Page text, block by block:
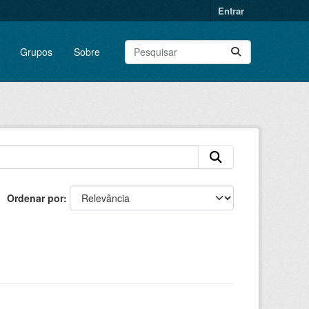
Entrar
Grupos Sobre
Ordenar por